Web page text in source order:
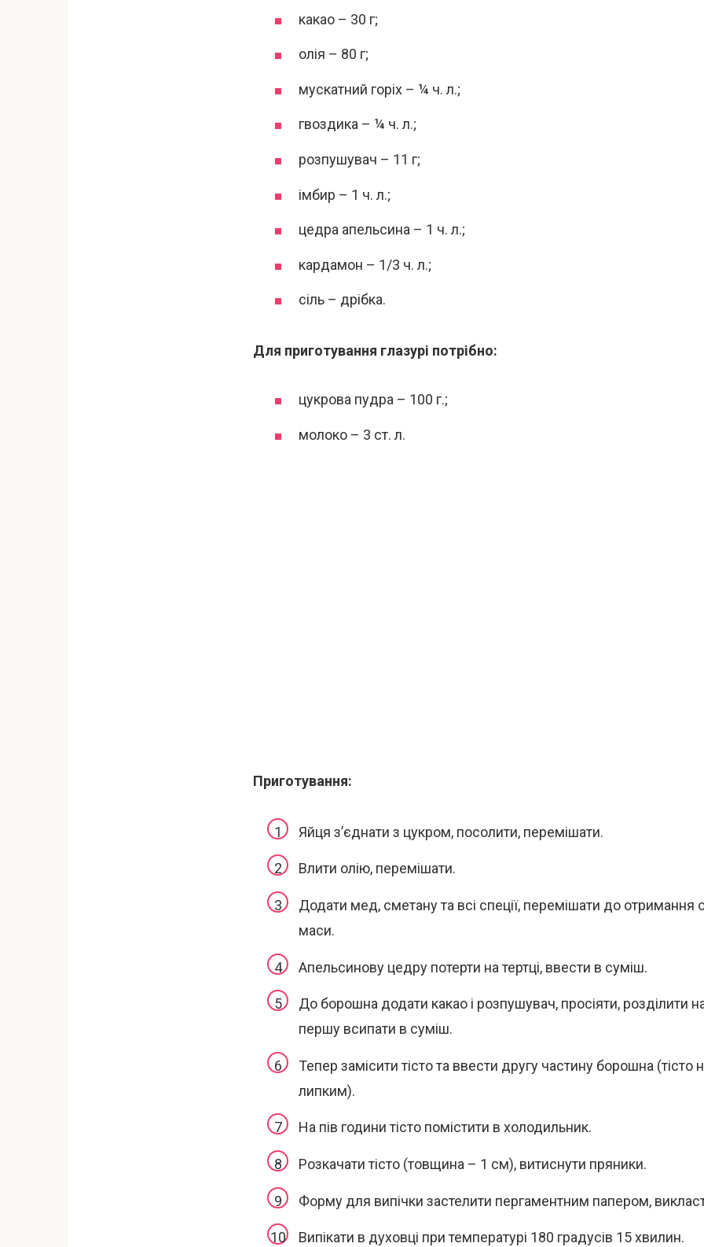
какао – 30 г;
олія – 80 г;
мускатний горіх – ¼ ч. л.;
гвоздика – ¼ ч. л.;
розпушувач – 11 г;
імбир – 1 ч. л.;
цедра апельсина – 1 ч. л.;
кардамон – 1/3 ч. л.;
сіль – дрібка.
Для приготування глазурі потрібно:
цукрова пудра – 100 г.;
молоко – 3 ст. л.
Приготування:
Яйця з’єднати з цукром, посолити, перемішати.
Влити олію, перемішати.
Додати мед, сметану та всі спеції, перемішати до отримання
маси.
Апельсинову цедру потерти на тертці, ввести в суміш.
До борошна додати какао і розпушувач, просіяти, розділити
першу всипати в суміш.
Тепер замісити тісто та ввести другу частину борошна (тісто
липким).
На пів години тісто помістити в холодильник.
Розкачати тісто (товщина – 1 см), витиснути пряники.
Форму для випічки застелити пергаментним папером,
Випікати в духовці при температурі 180 градусів 15 хвилин.